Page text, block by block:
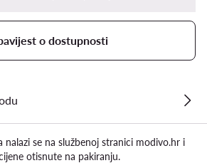
o dostupnosti
nalazi se na službenoj stranici modivo.hr i
otisnute na pakiranju.